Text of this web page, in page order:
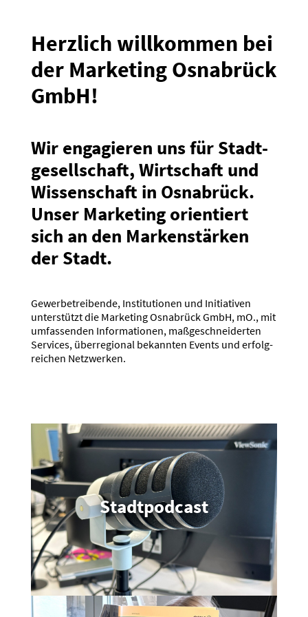
Herzlich willkommen bei
der Marketing Osnabrück
GmbH!
Wir engagieren uns für Stadt­
ge­sell­schaft, Wirtschaft und
Wissen­schaft in Osnabrück.
Unser Marketing orien­tiert
sich an den Marken­stärken
der Stadt.
Gewer­be­trei­bende, Insti­tu­tionen und Initia­tiven
unter­stützt die Marketing Osnabrück GmbH, mO., mit
umfas­senden Infor­ma­tionen, maßge­schnei­derten
Services, überre­gional bekannten Events und erfolg­
reichen Netzwerken.
Stadt­podcast